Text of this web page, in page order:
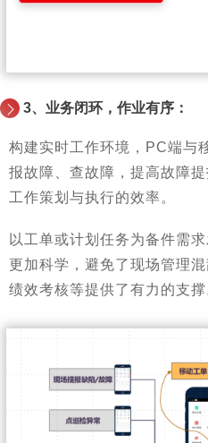
3、业务闭环，作业有序：
构建实时工作环境，PC端与
报故障、查故障，提高故障
工作策划与执行的效率。
以工单或计划任务为备件需
更加科学，避免了现场管理
绩效考核等提供了有力的支撑